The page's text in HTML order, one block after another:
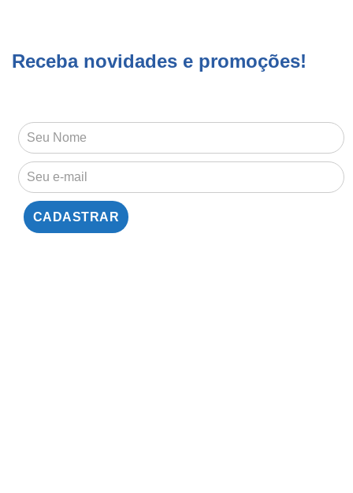
Receba novidades e promoções!